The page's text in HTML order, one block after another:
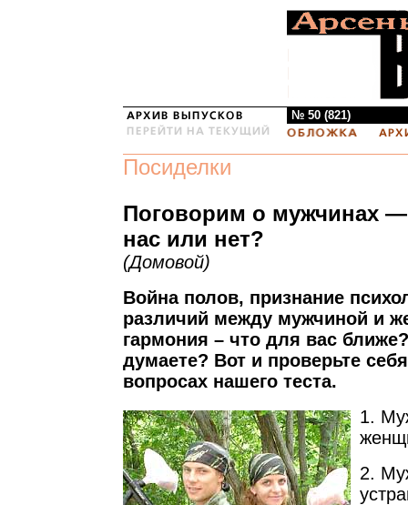
№ 50 (821)
Посиделки
Поговорим о мужчинах
нас или нет?
(Домовой)
Война полов, признание
различий между мужчиной и
гармония – что для вас
думаете? Вот и проверьте
вопросах нашего теста.
1.
2.